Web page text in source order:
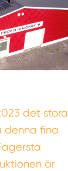
det stora
denna fina
är